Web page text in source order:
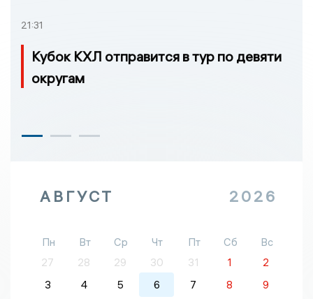
21:31
Кубок КХЛ отправится в тур по девяти
округам
АВГУСТ 2026
Пн Вт Ср Чт Пт Сб
Вс
27
28 29 30 31 1
2
3
4 5 6 7 8
9